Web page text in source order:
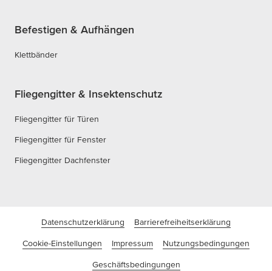
Befestigen & Aufhängen
Klettbänder
Fliegengitter & Insektenschutz
Fliegengitter für Türen
Fliegengitter für Fenster
Fliegengitter Dachfenster
Datenschutzerklärung Barrierefreiheitserklärung
Cookie-Einstellungen Impressum Nutzungsbedingungen
Geschäftsbedingungen